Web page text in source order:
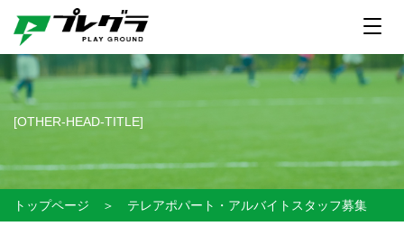
[OTHER-HEAD-TITLE]
トップページ ＞ テレアポパート・アルバイトスタッフ募集